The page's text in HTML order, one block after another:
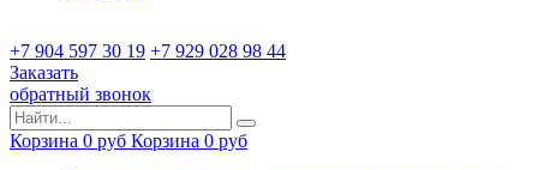
+7 904 597 30 19 +7 929 028 98 44
Заказать
обратный звонок
Корзина 0 руб Корзина 0 руб